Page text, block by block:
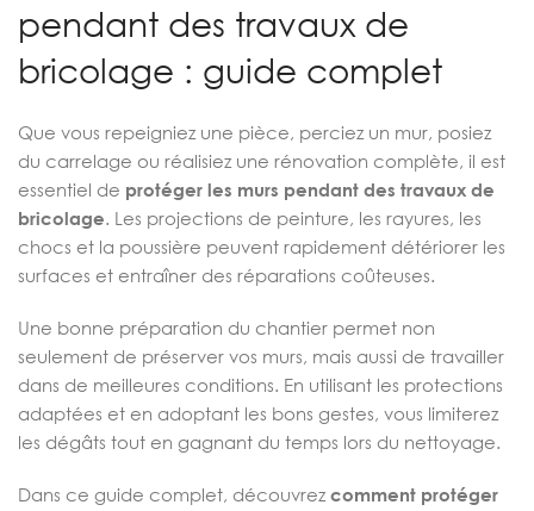
pendant des travaux de
bricolage : guide complet
Que vous repeigniez une pièce, perciez un mur, posiez
du carrelage ou réalisiez une rénovation complète, il est
essentiel de protéger les murs pendant des travaux de
bricolage. Les projections de peinture, les rayures, les
chocs et la poussière peuvent rapidement détériorer les
surfaces et entraîner des réparations coûteuses.
Une bonne préparation du chantier permet non
seulement de préserver vos murs, mais aussi de travailler
dans de meilleures conditions. En utilisant les protections
adaptées et en adoptant les bons gestes, vous limiterez
les dégâts tout en gagnant du temps lors du nettoyage.
Dans ce guide complet, découvrez comment protéger